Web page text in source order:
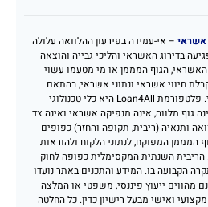
אשראי – אי-עמידה בפירעון ההלוואה עלולה
בדירוג האשראי והליכי גבייה והוצאה
הגוף המממן או מי מטעמו עשוי
חיווי אשראי ונתוני אשראי, בהתאם
להוראות חוק נתוני אשראי. פלטפורמת Loan4All היא כלי טכנולוגי
גוף מלווה, אינה מנפיקה אשראי ואינה צד
ותנאיה (ריבית, תקופה והחזר) כפופים
המממן המפוקח, לנתוני הלקוח ולהוראות
הריבית השנתית המקסימלית כפופה לחוק
הקבועה בו. המידע והתכנים באתר נועדו
מהווים ייעוץ פיננסי, משפטי או המלצה
ואישי מבעל רישיון כדין. כל החלטה